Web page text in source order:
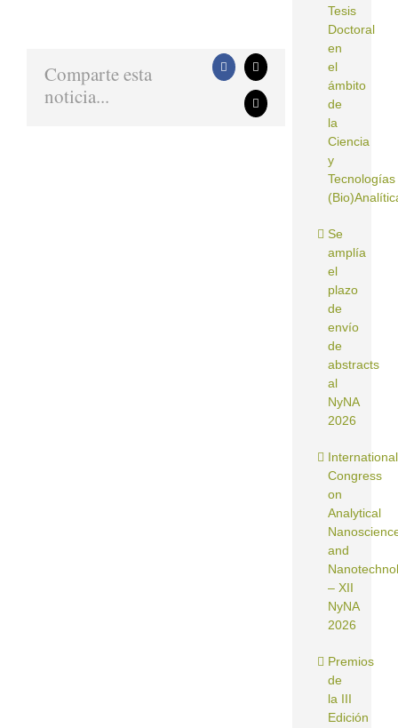
Comparte esta
noticia...
Facebook
X
Correo
electrónico
Tesis
Doctoral
en
el
ámbito
de
la
Ciencia
y
Tecnologías
Se
amplía
el
plazo
de
envío
de
abstracts
al
NyNA
2026
International
Congress
on
Analytical
and
– XII
NyNA
2026
Premios
de
la III
Edición